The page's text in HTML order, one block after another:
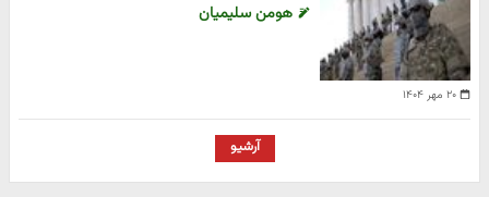
۲۰ مهر ۱۴۰۴
هومن سلیمیان
آرشیو